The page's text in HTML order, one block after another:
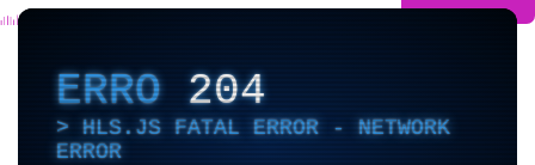
ERRO204
HLS.JS FATAL ERROR - NETWORK
ERROR